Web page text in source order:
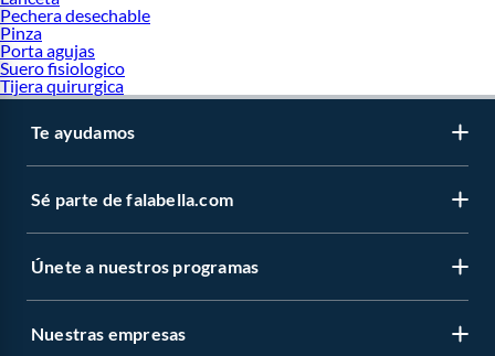
Pechera desechable
Pinza
Porta agujas
Suero fisiologico
Tijera quirurgica
Te ayudamos
Sé parte de falabella.com
Únete a nuestros programas
Nuestras empresas